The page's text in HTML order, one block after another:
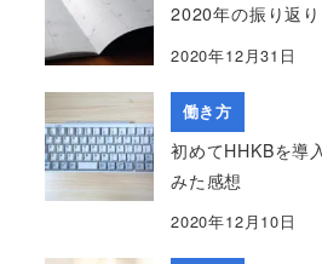
2020年の振り返り
2020年12月31日
働き方
初めてHHKBを導
みた感想
2020年12月10日